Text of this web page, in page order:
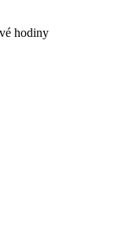
hodiny